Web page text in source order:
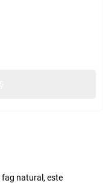
fag natural, este